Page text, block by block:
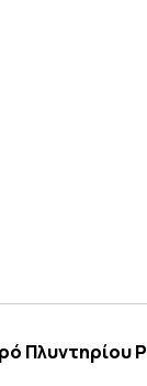
Πλυντηρίου